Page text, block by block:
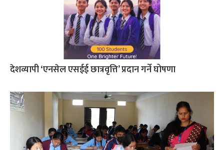
देशव्यापी ‘एनसेल एसईई छात्रवृत्ति’ प्रदान गर्ने घोषणा